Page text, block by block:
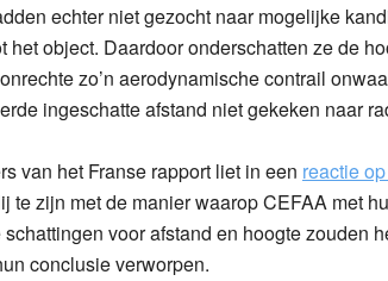
echter niet gezocht naar mogelijke
het object. Daardoor onderschatten ze de
zo’n aerodynamische contrail
ingeschatte afstand niet gekeken naar
van het Franse rapport liet in een reactie
te zijn met de manier waarop CEFAA met
voor afstand en hoogte zouden
conclusie verworpen.